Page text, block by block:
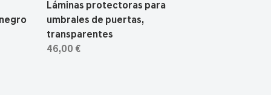
Láminas protectoras para
umbrales de puertas,
transparentes
46,00 €